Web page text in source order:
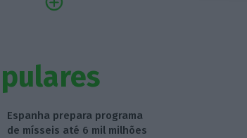
Espanha prepara programa
de mísseis até 6 mil milhões